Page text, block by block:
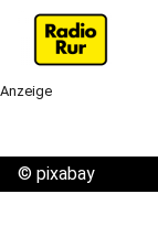
Anzeige
© pixabay